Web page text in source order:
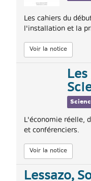
Les cahiers du
l'installation et la
Voir la notice
L'économie réelle,
et conférenciers.
Voir la notice
Lessazo,